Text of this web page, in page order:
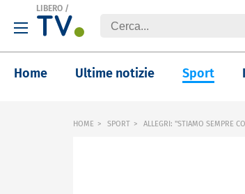
LIBERO /
Home Ultime notizie Sport
HOME SPORT ALLEGRI: "STIAMO SEMPRE